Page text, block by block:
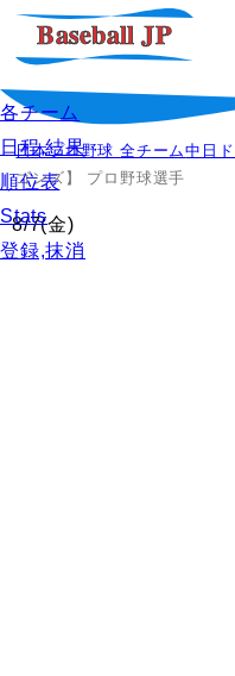
各チーム
日程,結果
順位表
Stats
登録,抹消
日本プロ野球 全チーム中日
ゴンズ】 プロ野球選手
8/7(金)